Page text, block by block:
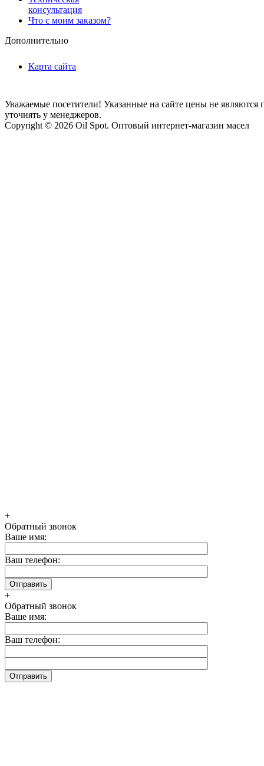
консультация
Что с моим заказом?
Дополнительно
Карта сайта
Уважаемые посетители! Указанные на сайте цены не
уточнять у менеджеров.
Copyright © 2026 Oil Spot. Оптовый интернет-магазин масел
+
Обратный звонок
Ваше имя:
Ваш телефон:
+
Обратный звонок
Ваше имя:
Ваш телефон: